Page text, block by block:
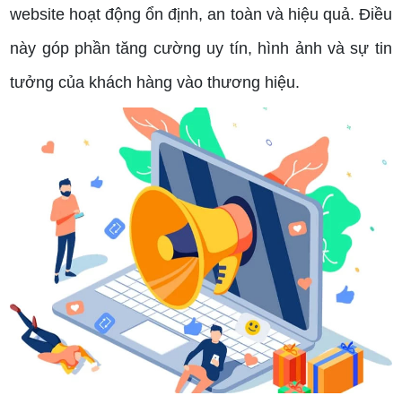
website hoạt động ổn định, an toàn và hiệu quả. Điều
này góp phần tăng cường uy tín, hình ảnh và sự tin
tưởng của khách hàng vào thương hiệu.